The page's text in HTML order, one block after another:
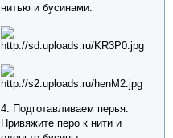
нитью и бусинами.
4. Подготавливаем перья.
Привяжите перо к нити и